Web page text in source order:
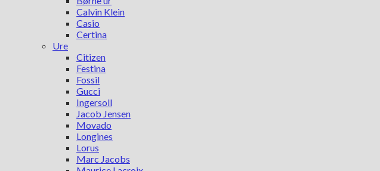
Calvin Klein
Casio
Certina
Ure
Citizen
Festina
Fossil
Gucci
Ingersoll
Jacob Jensen
Movado
Longines
Lorus
Marc Jacobs